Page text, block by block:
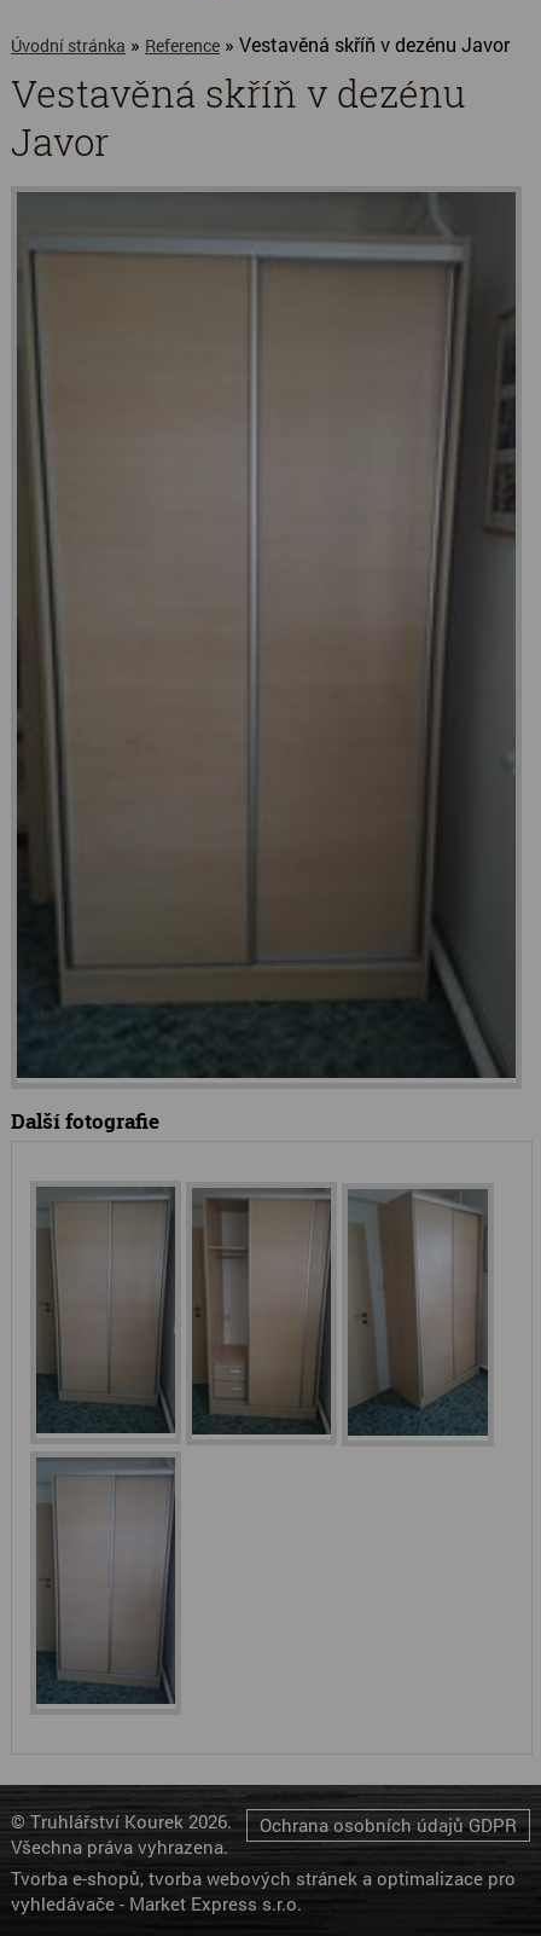
Úvodní stránka » Reference» Vestavěná skříň v dezénu Javor
Vestavěná skříň v dezénu
Javor
Další fotografie
Ochrana osobních údajů GDPR
© Truhlářství Kourek 2026.
Všechna práva vyhrazena.
Tvorba e-shopů, tvorba webových stránek a optimalizace pro
vyhledávače- Market Express s.r.o.